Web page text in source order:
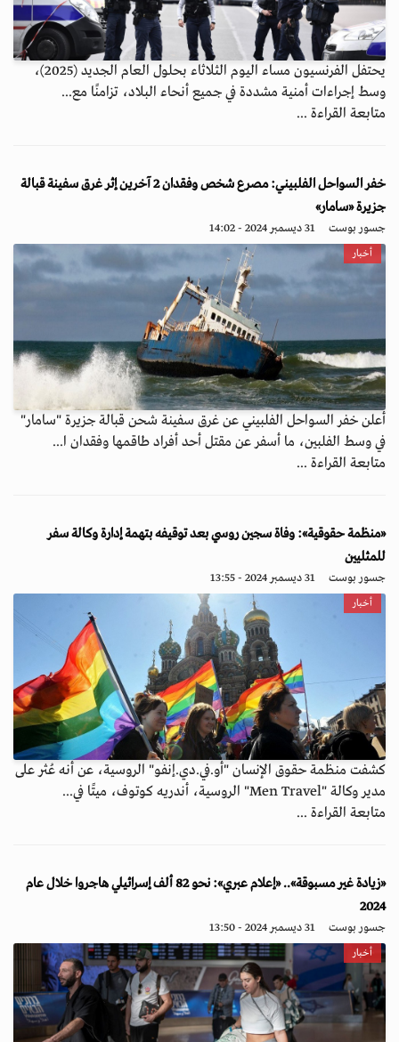
يحتفل الفرنسيون مساء اليوم الثلاثاء بحلول العام الجديد (2025)،
وسط إجراءات أمنية مشددة في جميع أنحاء البلاد، تزامنًا مع...
متابعة القراءة ...
خفر السواحل الفلبيني: مصرع شخص وفقدان 2 آخرين إثر غرق سفينة قبالة
جزيرة «سامار»
جسور بوست 31 ديسمبر 2024 - 14:02
أخبار
أعلن خفر السواحل الفلبيني عن غرق سفينة شحن قبالة جزيرة "سامار"
في وسط الفلبين، ما أسفر عن مقتل أحد أفراد طاقمها وفقدان ا...
متابعة القراءة ...
«منظمة حقوقية»: وفاة سجين روسي بعد توقيفه بتهمة إدارة وكالة سفر
للمثليين
جسور بوست 31 ديسمبر 2024 - 13:55
أخبار
كشفت منظمة حقوق الإنسان "أو.في.دي.إنفو" الروسية، عن أنه عُثر على
مدير وكالة "Men Travel" الروسية، أندريه كوتوف، ميتًا في...
متابعة القراءة ...
«زيادة غير مسبوقة».. «إعلام عبري»: نحو 82 ألف إسرائيلي هاجروا خلال عام
2024
جسور بوست 31 ديسمبر 2024 - 13:50
أخبار